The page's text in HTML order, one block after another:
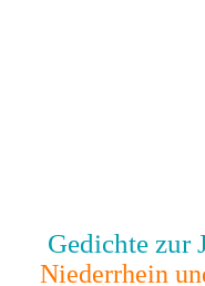
Gedichte zur
Niederrhein